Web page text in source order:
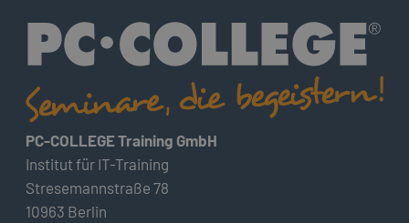
PC-COLLEGE Training GmbH
Institut für IT-Training
Stresemannstraße 78
10963 Berlin